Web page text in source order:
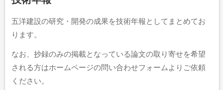
五洋建設の研究・開発の成果を技術年報としてまとめてお
ります。
なお、抄録のみの掲載となっている論文の取り寄せを希望
される方はホームページの問い合わせフォームよりご依頼
ください。